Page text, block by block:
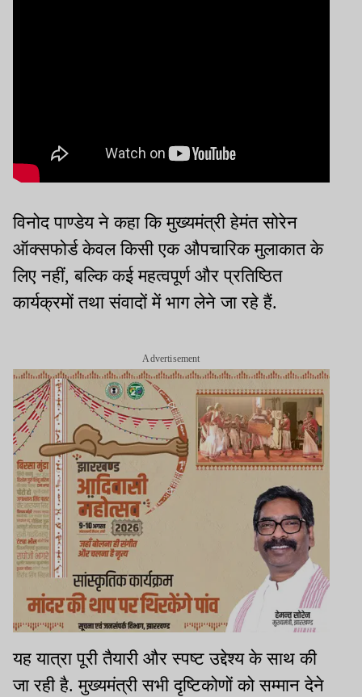
विनोद पाण्डेय ने कहा कि मुख्यमंत्री हेमंत सोरेन
ऑक्सफोर्ड केवल किसी एक औपचारिक मुलाकात के
लिए नहीं, बल्कि कई महत्वपूर्ण और प्रतिष्ठित
कार्यक्रमों तथा संवादों में भाग लेने जा रहे हैं.
Advertisement
यह यात्रा पूरी तैयारी और स्पष्ट उद्देश्य के साथ की
जा रही है. मुख्यमंत्री सभी दृष्टिकोणों को सम्मान देने